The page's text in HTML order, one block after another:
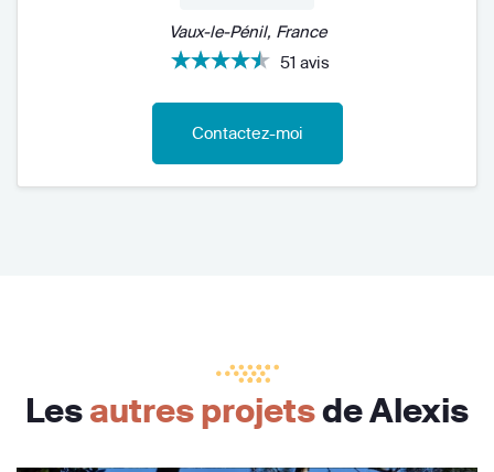
Vaux-le-Pénil, France
51 avis
Contactez-moi
Lesautres projetsde Alexis